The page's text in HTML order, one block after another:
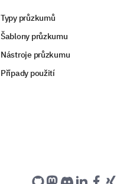
Typy průzkumů
Šablony průzkumu
Nástroje průzkumu
Případy použití